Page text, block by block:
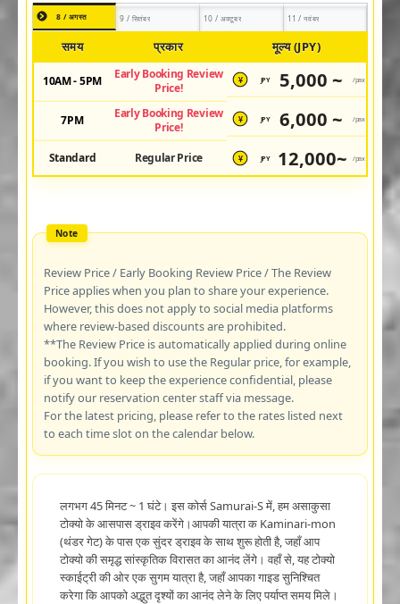
8 / अगस्त 9 / सितंबर 10 / अक्टूबर 11 / नवंबर
समय प्रकार मूल्य (JPY)
10AM - 5PM
Early Booking Review
Price!
¥ JPY 5,000 ~ /pax
7PM
Early Booking Review
Price!
¥ JPY 6,000 ~ /pax
Standard Regular Price ¥ JPY 12,000~ /pax
Review Price / Early Booking Review Price / The Review
Price applies when you plan to share your experience.
However, this does not apply to social media platforms
where review-based discounts are prohibited.
**The Review Price is automatically applied during online
booking. If you wish to use the Regular price, for example,
if you want to keep the experience confidential, please
notify our reservation center staff via message.
For the latest pricing, please refer to the rates listed next
to each time slot on the calendar below.
लगभग 45 मिनट ~ 1 घंटे। इस कोर्स Samurai-S में, हम असाकुसा
टोक्यो के आसपास ड्राइव करेंगे।आपकी यात्रा क Kaminari-mon
(थंडर गेट) के पास एक सुंदर ड्राइव के साथ शुरू होती है, जहाँ आप
टोक्यो की समृद्ध सांस्कृतिक विरासत का आनंद लेंगे। वहाँ से, यह टोक्यो
स्काईट्री की ओर एक सुगम यात्रा है, जहाँ आपका गाइड सुनिश्चित
करेगा कि आपको अद्भुत दृश्यों का आनंद लेने के लिए पर्याप्त समय मिले।